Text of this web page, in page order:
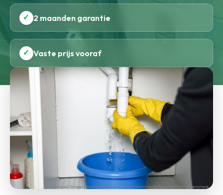
✓ 2 maanden garantie
✓ Vaste prijs vooraf